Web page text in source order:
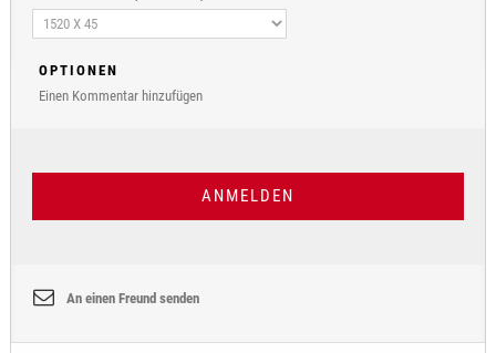
OPTIONEN
Einen Kommentar hinzufügen
ANMELDEN
An einen Freund senden